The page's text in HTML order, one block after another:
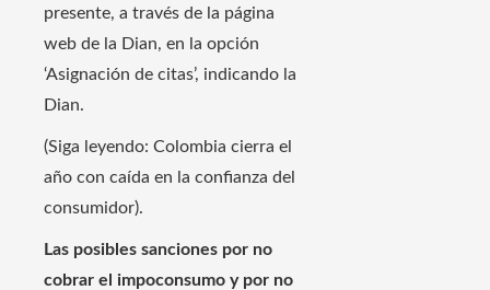
presente, a través de la página
web de la Dian, en la opción
‘Asignación de citas’, indicando la
Dian.
(Siga leyendo: Colombia cierra el
año con caída en la confianza del
consumidor).
Las posibles sanciones por no
cobrar el impoconsumo y por no